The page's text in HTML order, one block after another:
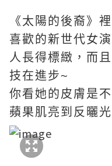
《太陽的後裔》
喜歡的新世代女演
人長得標緻，而
技在進步~
你看她的皮膚是
蘋果肌亮到反曬